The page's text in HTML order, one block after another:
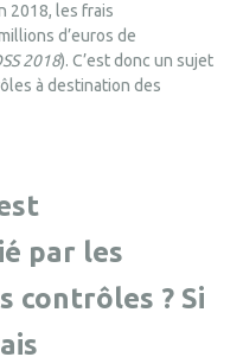
2018, les frais
d’euros de
2018). C’est donc un sujet
à destination des
par les
contrôles ? Si